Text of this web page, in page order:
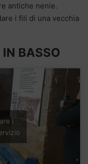
antiche nenie.
i fili di una vecchia
BASSO
i